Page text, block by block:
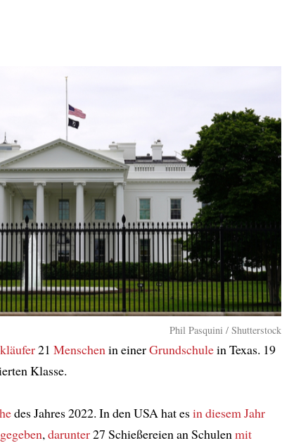
Phil Pasquini / Shutterstock
21 Menschen in einerGrundschulein Texas. 19
Klasse.
des Jahres 2022. In den USA hat esin diesem Jahr
gegeben, darunter27 Schießereien an Schulen mit